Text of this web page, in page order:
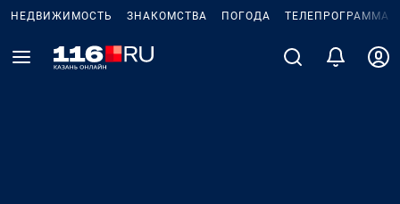
НЕДВИЖИМОСТЬ ЗНАКОМСТВА ПОГОДА ТЕЛЕПРОГРАММА